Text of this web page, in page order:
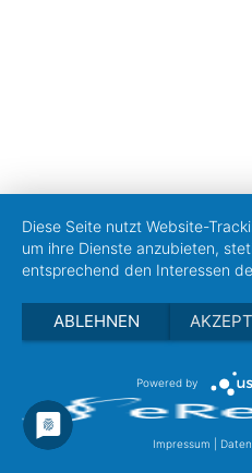
Diese Seite nutzt Website-
um ihre Dienste anzubieten,
entsprechend den Interessen
ABLEHNEN
Powered by
Impressum